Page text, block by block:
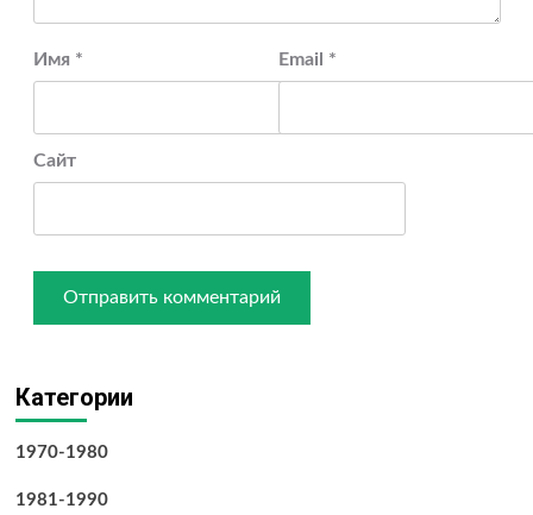
Имя * Email *
Сайт
Категории
1970-1980
1981-1990